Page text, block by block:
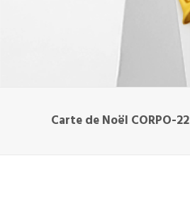
Carte de Noël CORPO-22